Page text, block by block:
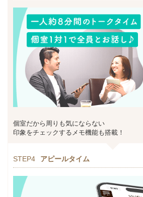
個室だから周りも気にならない
印象をチェックするメモ機能も搭載！
STEP4 アピールタイム